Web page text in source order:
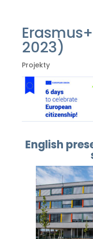
2023)
Projekty
English